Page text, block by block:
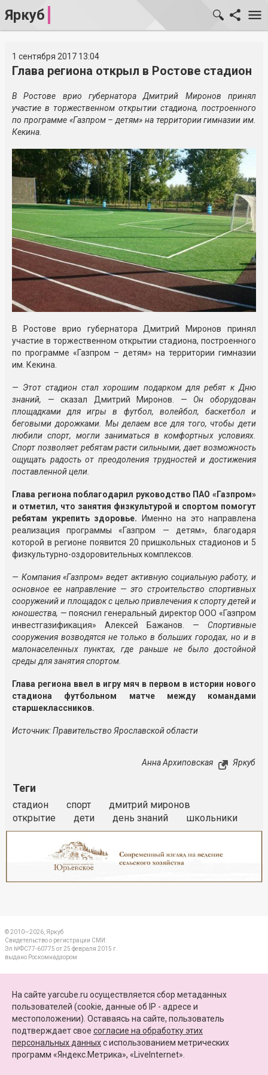
Яркуб
1 сентября 2017 13:04
Глава региона открыл в Ростове стадион
В Ростове врио губернатора Дмитрий Миронов принял
участие в торжественном открытии стадиона, построенного
по программе «Газпром – детям» на территории гимназии им.
Кекина.
В Ростове врио губернатора Дмитрий Миронов принял
участие в торжественном открытии стадиона, построенного
по программе «Газпром – детям» на территории гимназии
им. Кекина.
— Этот стадион стал хорошим подарком для ребят к Дню
знаний, — сказал Дмитрий Миронов. — Он оборудован
площадками для игры в футбол, волейбол, баскетбол и
беговыми дорожками. Мы делаем все для того, чтобы дети
любили спорт, могли заниматься в комфортных условиях.
Спорт позволяет ребятам расти сильными, дает возможность
ощущать радость от преодоления трудностей и достижения
поставленной цели.
Глава региона поблагодарил руководство ПАО «Газпром»
и отметил, что занятия физкультурой и спортом помогут
ребятам укрепить здоровье. Именно на это направлена
реализация программы «Газпром — детям», благодаря
которой в регионе появится 20 пришкольных стадионов и 5
физкультурно-оздоровительных комплексов.
— Компания «Газпром» ведет активную социальную работу, и
основное ее направление — это строительство спортивных
сооружений и площадок с целью привлечения к спорту детей и
юношества, — пояснил генеральный директор ООО «Газпром
инвестгазификация» Алексей Бажанов. — Спортивные
сооружения возводятся не только в больших городах, но и в
малонаселенных пунктах, где раньше не было достойной
среды для занятия спортом.
Глава региона ввел в игру мяч в первом в истории нового
стадиона футбольном матче между командами
старшеклассников.
Источник: Правительство Ярославской области
Анна Архиповская Яркуб
Теги
стадион спорт
дмитрий миронов
открытие
дети день знаний школьники
© 2010—2026, Яркуб
Свидетельство о регистрации СМИ:
Эл №ФС77-60775 от 25 февраля 2015 г.
выдано Роскомнадзором
ПАРТНЕРЫ
КАРТА САЙТА
+7 (4852) 64-15-52
На сайте yarcube.ru осуществляется сбор метаданных
пользователей (cookie, данные об IP - адресе и
местоположении). Оставаясь на сайте, пользователь
подтверждает свое согласие на обработку этих
персональных данныхc использованием метрических
программ «Яндекс.Метрика», «LiveInternet».